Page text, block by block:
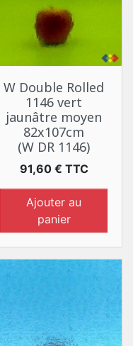
W Double Rolled
1146 vert
jaunâtre moyen
82x107cm
(W DR 1146)
Prix
91,60 € TTC
Ajouter au
panier